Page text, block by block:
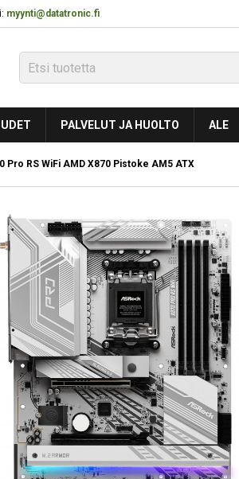
myynti@datatronic.fi
PALVELUT JA HUOLTO ALE
Pro RS WiFi AMD X870 Pistoke AM5 ATX